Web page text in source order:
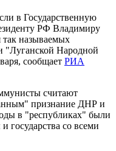
в Государственную
РФ Владимиру
называемых
"Луганской Народной
сообщает РИА
считают
признание ДНР и
в "республиках" были
государства со всеми